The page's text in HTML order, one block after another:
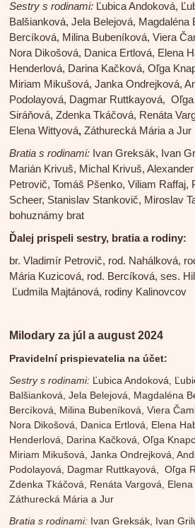
Sestry s rodinami: Ľubica Andoková,
Balšianková, Jela Belejová, Magdaléna
Bercíková, Milina Bubeníková, Viera
Nora Dikošová, Danica Ertlová, Elena
Henderlová, Darina Kačková, Oľga
Miriam Mikušová, Janka Ondrejková,
Podolayová, Dagmar Ruttkayová,
Siráňová, Zdenka Tkáčová, Renáta
Elena Wittyová, Záthurecká Mária a Jur
Bratia s rodinami: Ivan Greksák, Ivan
Marián Krivuš, Michal Krivuš,
Petrovič, Tomáš Pšenko, Viliam Raffaj,
Scheer, Stanislav Stankovič, Miroslav
bohuznámy brat
Ďalej prispeli sestry, bratia a rodiny:
br. Vladimír Petrovič, rod. Nahálková,
Mária Kuzicová, rod. Bercíková, ses.
Ľudmila Majtánová, rodiny Kalinovcov
Milodary za júl a august 2024
Pravidelní prispievatelia na účet:
Sestry s rodinami: Ľubica Andoková,
Balšianková, Jela Belejová, Magdaléna
Bercíková, Milina Bubeníková, Viera
Nora Dikošová, Danica Ertlová, Elena
Henderlová, Darina Kačková, Oľga
Miriam Mikušová, Janka Ondrejková,
Podolayová, Dagmar Ruttkayová, Oľga
Zdenka Tkáčová, Renáta Vargová,
Záthurecká Mária a Jur
Bratia s rodinami: Ivan Greksák, Ivan